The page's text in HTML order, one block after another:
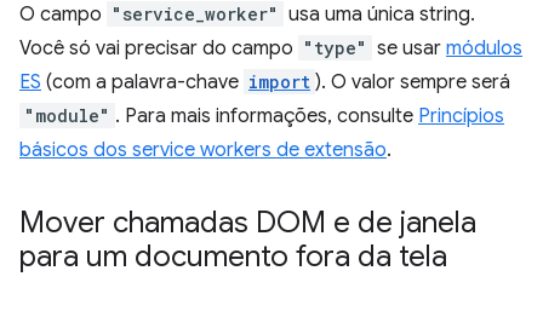
O campo "service_worker" usa uma única string.
Você só vai precisar do campo "type" se usar módulos
ES (com a palavra-chave import ). O valor sempre será
"module" . Para mais informações, consulte Princípios
básicos dos service workers de extensão.
Mover chamadas DOM e de janela
para um documento fora da tela